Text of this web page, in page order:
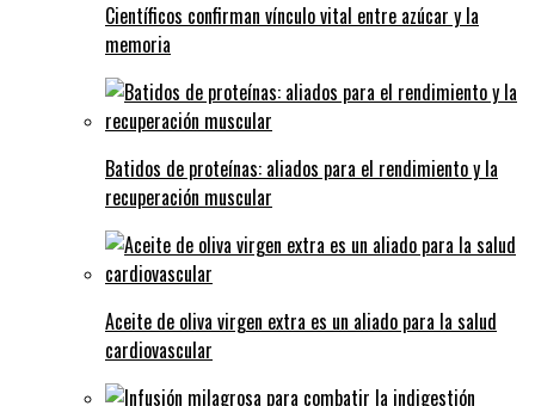
Científicos confirman vínculo vital entre azúcar y la
memoria
Batidos de proteínas: aliados para el rendimiento y la
recuperación muscular
Aceite de oliva virgen extra es un aliado para la salud
cardiovascular